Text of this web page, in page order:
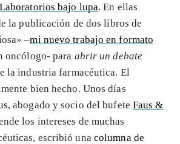
Laboratorios bajo lupa. En ellas
la publicación de dos libros de
–mi nuevo trabajo en formato
oncólogo- para abrir un debate
la industria farmacéutica. El
bien hecho. Unos días
, abogado y socio del bufete Faus &
los intereses de muchas
escribió una columna de